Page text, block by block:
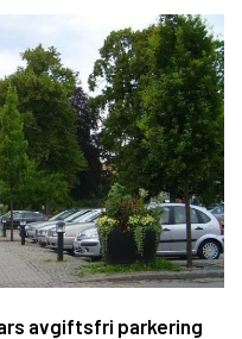
avgiftsfri parkering